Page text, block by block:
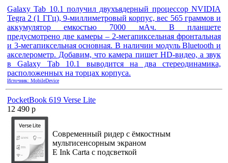
Galaxy Tab 10.1 получил двухъядерный процессор NVIDIA
Tegra 2 (1 ГГц), 9-миллиметровый корпус, вес 565 граммов и
аккумулятор емкостью 7000 мАч. В планшете
предусмотрено две камеры – 2-мегапиксельная фронтальная
и 3-мегапиксельная основная. В наличии модуль Bluetooth и
акселерометр. Добавим, что камера пишет HD-видео, а звук
в Galaxy Tab 10.1 выводится на два стереодинамика,
расположенных на торцах корпуса.
Источник: MobileDevice
PocketBook 619 Verse Lite
12 490 р
Современный ридер с ёмкостным
мультисенсорным экраном
E Ink Carta с подсветкой